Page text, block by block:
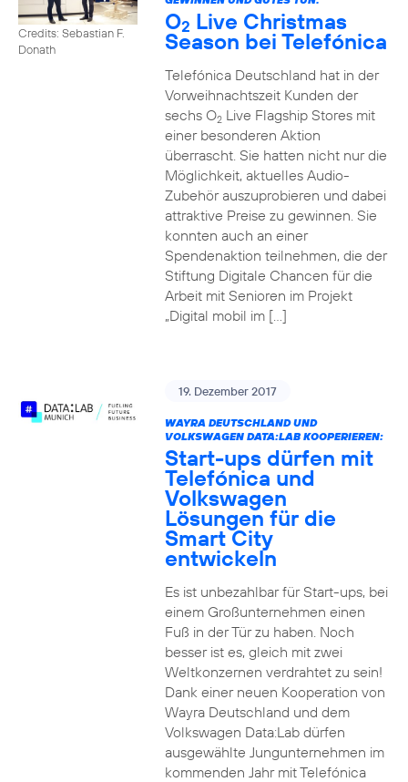
Credits: Sebastian F.
Donath
O2 Live Christmas
Season bei Telefónica
Telefónica Deutschland hat in der
Vorweihnachtszeit Kunden der
sechs O2Live Flagship Stores mit
einer besonderen Aktion
überrascht. Sie hatten nicht nur die
Möglichkeit, aktuelles Audio-
Zubehör auszuprobieren und dabei
attraktive Preise zu gewinnen. Sie
konnten auch an einer
Spendenaktion teilnehmen, die der
Stiftung Digitale Chancen für die
Arbeit mit Senioren im Projekt
„Digital mobil im […]
19. Dezember 2017
WAYRA DEUTSCHLAND UND
VOLKSWAGEN DATA:LAB KOOPERIEREN:
Start-ups dürfen mit
Telefónica und
Volkswagen
Lösungen für die
Smart City
entwickeln
Es ist unbezahlbar für Start-ups, bei
einem Großunternehmen einen
Fuß in der Tür zu haben. Noch
besser ist es, gleich mit zwei
Weltkonzernen verdrahtet zu sein!
Dank einer neuen Kooperation von
Wayra Deutschland und dem
Volkswagen Data:Lab dürfen
ausgewählte Jungunternehmen im
kommenden Jahr mit Telefónica